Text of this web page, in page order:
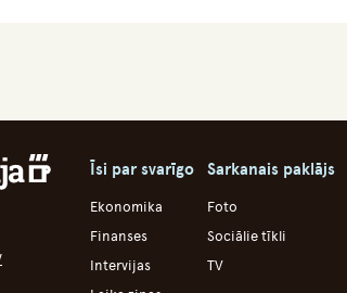
Īsi par svarīgo
Ekonomika
Finanses
Intervijas
Sarkanais paklājs
Foto
Sociālie tīkli
TV